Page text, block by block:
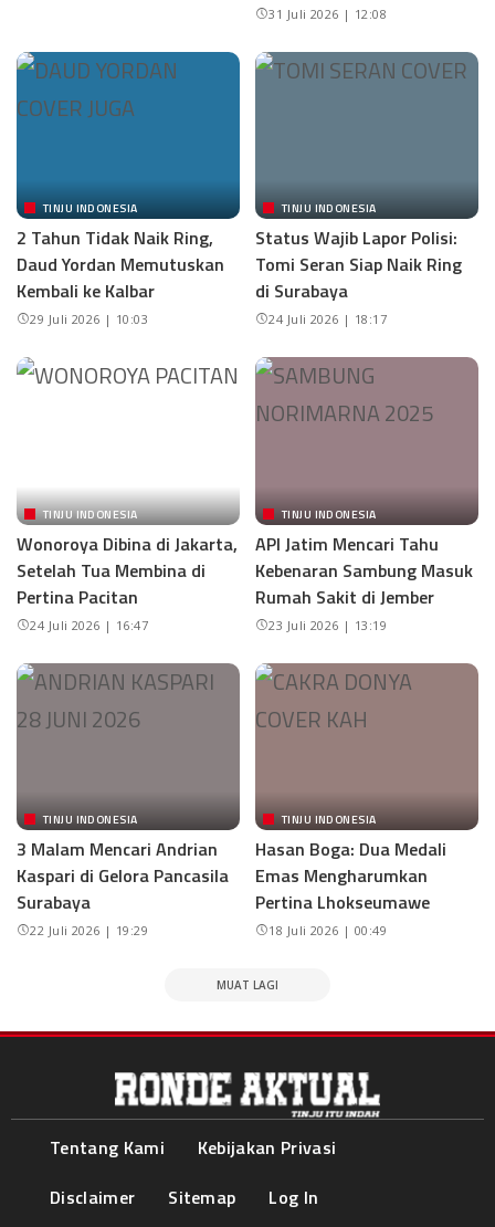
31 Juli 2026 | 12:08
TINJU INDONESIA
2 Tahun Tidak Naik Ring,
Daud Yordan Memutuskan
Kembali ke Kalbar
29 Juli 2026 | 10:03
TINJU INDONESIA
Status Wajib Lapor Polisi:
Tomi Seran Siap Naik Ring
di Surabaya
24 Juli 2026 | 18:17
TINJU INDONESIA
Wonoroya Dibina di Jakarta,
Setelah Tua Membina di
Pertina Pacitan
24 Juli 2026 | 16:47
TINJU INDONESIA
API Jatim Mencari Tahu
Kebenaran Sambung Masuk
Rumah Sakit di Jember
23 Juli 2026 | 13:19
TINJU INDONESIA
3 Malam Mencari Andrian
Kaspari di Gelora Pancasila
Surabaya
22 Juli 2026 | 19:29
TINJU INDONESIA
Hasan Boga: Dua Medali
Emas Mengharumkan
Pertina Lhokseumawe
18 Juli 2026 | 00:49
MUAT LAGI
Tentang Kami
Kebijakan Privasi
Disclaimer
Sitemap
Log In